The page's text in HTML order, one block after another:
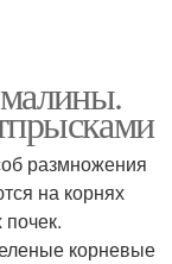
размножения
на корнях
корневые